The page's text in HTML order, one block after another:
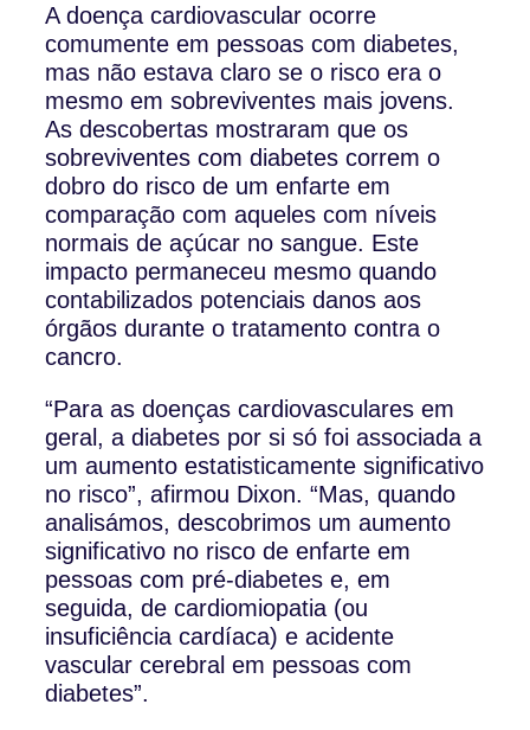
A doença cardiovascular ocorre
comumente em pessoas com diabetes,
mas não estava claro se o risco era o
mesmo em sobreviventes mais jovens.
As descobertas mostraram que os
sobreviventes com diabetes correm o
dobro do risco de um enfarte em
comparação com aqueles com níveis
normais de açúcar no sangue. Este
impacto permaneceu mesmo quando
contabilizados potenciais danos aos
órgãos durante o tratamento contra o
cancro.
“Para as doenças cardiovasculares em
geral, a diabetes por si só foi associada a
um aumento estatisticamente significativo
no risco”, afirmou Dixon. “Mas, quando
analisámos, descobrimos um aumento
significativo no risco de enfarte em
pessoas com pré-diabetes e, em
seguida, de cardiomiopatia (ou
insuficiência cardíaca) e acidente
vascular cerebral em pessoas com
diabetes”.